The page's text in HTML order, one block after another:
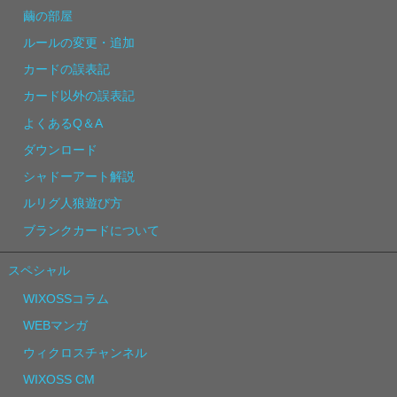
繭の部屋
ルールの変更・追加
カードの誤表記
カード以外の誤表記
よくあるQ＆A
ダウンロード
シャドーアート解説
ルリグ人狼遊び方
ブランクカードについて
スペシャル
WIXOSSコラム
WEBマンガ
ウィクロスチャンネル
WIXOSS CM